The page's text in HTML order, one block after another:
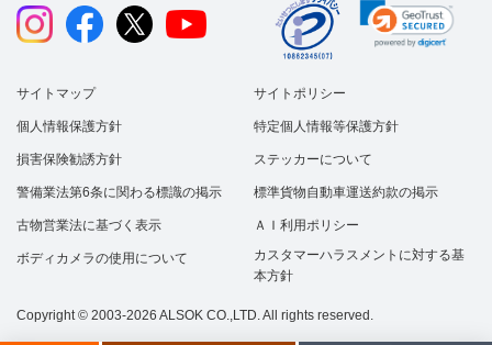
サイトマップ サイトポリシー
個人情報保護方針 特定個人情報等保護方針
損害保険勧誘方針 ステッカーについて
警備業法第6条に関わる標識の掲示 標準貨物自動車運送約款の掲示
古物営業法に基づく表示 ＡＩ利用ポリシー
ボディカメラの使用について
カスタマーハラスメントに対する基
本方針
Copyright © 2003-2026 ALSOK CO.,LTD. All rights reserved.